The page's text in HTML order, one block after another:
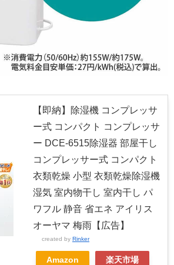
【即納】除湿機 コンプレッサ
ー式 コンパクト コンプレッサ
ー DCE-6515除湿器 部屋干し
コンプレッサー式 コンパクト
衣類乾燥 小型 衣類乾燥除湿機
湿気 室内物干し 室内干し パ
ワフル 静音 省エネ アイリス
オーヤマ 梅雨【広告】
created by Rinker
Amazon 楽天市場